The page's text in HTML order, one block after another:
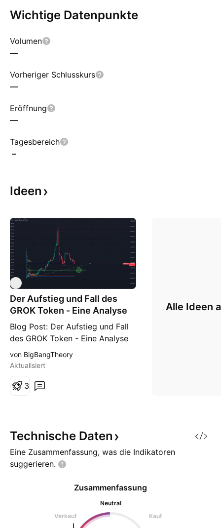
Wichtige Datenpunkte
Volumen
—
Vorheriger Schlusskurs
—
Eröffnung
—
Tagesbereich
–
Ideen
Der Aufstieg und Fall des
GROK Token - Eine Analyse
Blog Post: Der Aufstieg und Fall
des GROK Token - Eine Analyse
Der kürzliche Hype um den GROK
Token ist ein Paradebeispiel für
Wesen des
erlebte der GROK Token eine
von BigBangTheory
Aktualisiert
3
Alle Ideen
Technische Daten
Eine Zusammenfassung, was die Indikatoren
suggerieren.
Zusammenfassung
Neutral
Verkauf
Kauf